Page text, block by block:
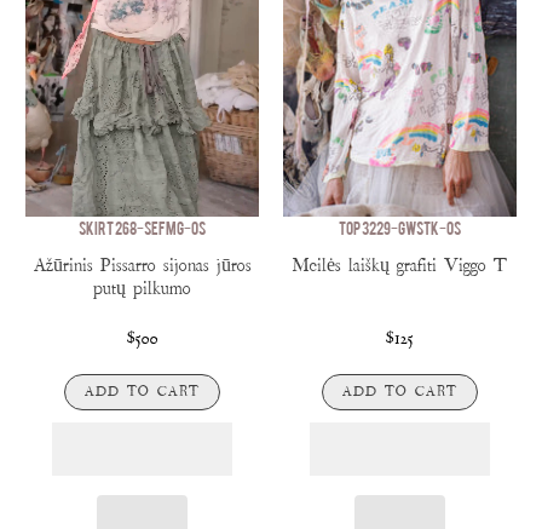
SKIRT 268-SEFMG-OS
Ažūrinis Pissarro sijonas jūros
putų pilkumo
$500
ADD TO CART
TOP 3229-GWSTK-OS
Meilės laiškų grafiti Viggo T
$125
ADD TO CART